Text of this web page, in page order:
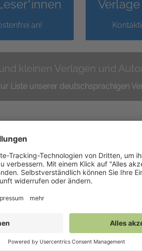
an!
kleinen Verlagen und
Liste unserer deutschsprachigen
um
Als
oder
Verlage und
Hörexemplare zur
können sie mit
NetGalley